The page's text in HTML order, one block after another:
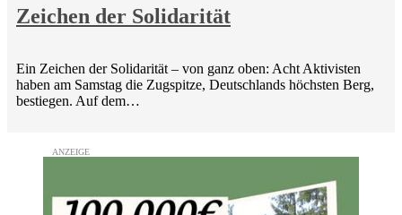
Zeichen der Solidarität
Ein Zeichen der Solidarität – von ganz oben: Acht Aktivisten
haben am Samstag die Zugspitze, Deutschlands höchsten Berg,
bestiegen. Auf dem…